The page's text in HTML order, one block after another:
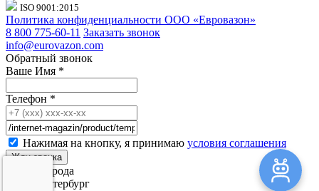
ISO 9001:2015
Политика конфиденциальности ООО «Евровазон»
8 800 775-60-11 Заказать звонок
info@eurovazon.com
Обратный звонок
Ваше Имя *
Телефон *
Нажимая на кнопку, я принимаю условия соглашения
Выбор города
Санкт-Петербург